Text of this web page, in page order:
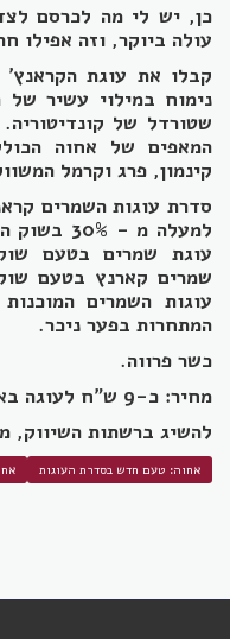
כן, יש לי מה לכרסם
עולה ביוקר, וזה אפילו
קבלו את עוגת
נימוח במילוי עשיר של
שטורדל של
המאפים של אחוה
קינמון, פרג וקרמל
סדרת עוגות השמרים
למעלה מ
עוגת שמרים בטעם
שמרים קארנץ בטעם
המתחרות בפער ניכר.
כשר פרווה.
מחיר: כ-9 ש"ח לעוגה באריזת 400 גרם.
להשיג ברשתות השיווק,
אחוה: טעם חדש בסדרת העוגות